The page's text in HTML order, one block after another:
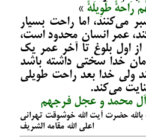
رَاحَةً طَوِیلَةً »
می­‌کنند، اما راحت بسیار
عمر انسان محدود است،
اول بلوغ تا آخر عمر یک
خدا سختی داشته باشد
ولی خدا بعد راحت طویلی
می‌­کند.
محمد و عجل فرجهم
حضرت آیت الله خوشوقت تهرانی
اعلی الله مقامه الشریف